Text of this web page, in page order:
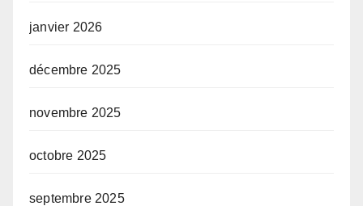
janvier 2026
décembre 2025
novembre 2025
octobre 2025
septembre 2025